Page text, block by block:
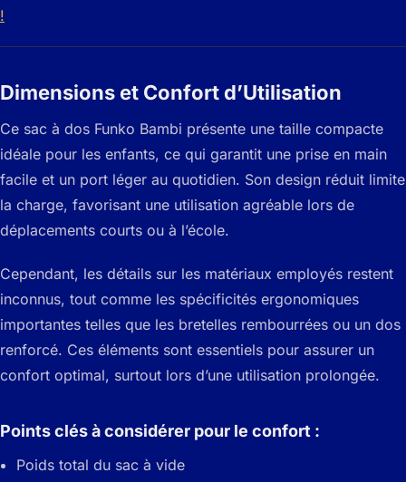
!
Dimensions et Confort d’Utilisation
Ce sac à dos Funko Bambi présente une taille compacte
idéale pour les enfants, ce qui garantit une prise en main
facile et un port léger au quotidien. Son design réduit limite
la charge, favorisant une utilisation agréable lors de
déplacements courts ou à l’école.
Cependant, les détails sur les matériaux employés restent
inconnus, tout comme les spécificités ergonomiques
importantes telles que les bretelles rembourrées ou un dos
renforcé. Ces éléments sont essentiels pour assurer un
confort optimal, surtout lors d’une utilisation prolongée.
Points clés à considérer pour le confort :
Poids total du sac à vide